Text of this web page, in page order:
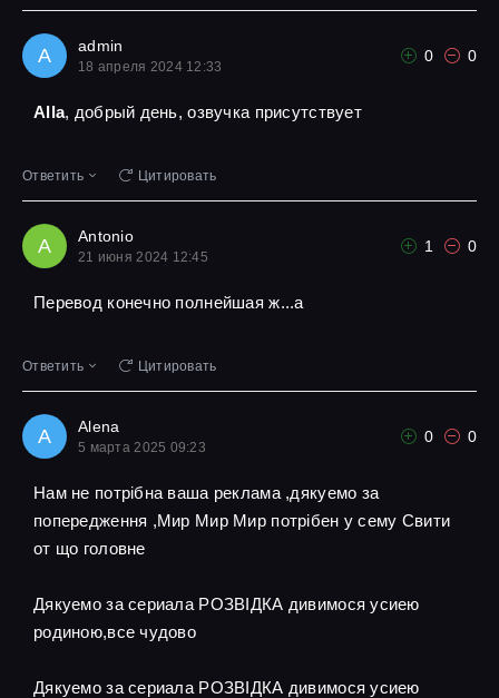
A admin
18 апреля 2024 12:33
0 0
Alla, добрый день, озвучка присутствует
Ответить Цитировать
A Antonio
21 июня 2024 12:45
1 0
Перевод конечно полнейшая ж...а
Ответить Цитировать
A Alena
5 марта 2025 09:23
0 0
Нам не потрібна ваша реклама ,дякуемо за
попередження ,Мир Мир Мир потрібен у сему Свити
от що головне
Дякуемо за сериала РОЗВІДКА дивимося усиею
родиною,все чудово
Дякуемо за сериала РОЗВІДКА дивимося усиею